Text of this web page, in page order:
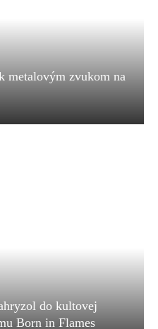
metalovým zvukom na
do kultovej
Born in Flames